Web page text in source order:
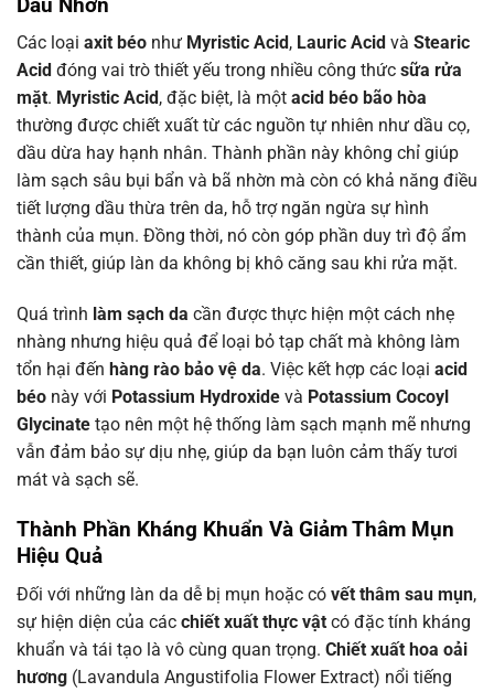
Các loại axit béo như Myristic Acid , Lauric Acid và Stearic
Acid đóng vai trò thiết yếu trong nhiều công thức sữa rửa
mặt. Myristic Acid , đặc biệt, là một acid béo bão hòa
thường được chiết xuất từ các nguồn tự nhiên như dầu cọ,
dầu dừa hay hạnh nhân. Thành phần này không chỉ giúp
làm sạch sâu bụi bẩn và bã nhờn mà còn có khả năng điều
tiết lượng dầu thừa trên da, hỗ trợ ngăn ngừa sự hình
thành của mụn. Đồng thời, nó còn góp phần duy trì độ ẩm
cần thiết, giúp làn da không bị khô căng sau khi rửa mặt.
Quá trình làm sạch da cần được thực hiện một cách nhẹ
nhàng nhưng hiệu quả để loại bỏ tạp chất mà không làm
tổn hại đến hàng rào bảo vệ da. Việc kết hợp các loại acid
béo này với Potassium Hydroxide và Potassium Cocoyl
Glycinate tạo nên một hệ thống làm sạch mạnh mẽ nhưng
vẫn đảm bảo sự dịu nhẹ, giúp da bạn luôn cảm thấy tươi
mát và sạch sẽ.
Thành Phần Kháng Khuẩn Và Giảm Thâm Mụn
Hiệu Quả
Đối với những làn da dễ bị mụn hoặc có vết thâm sau mụn,
sự hiện diện của các chiết xuất thực vật có đặc tính kháng
khuẩn và tái tạo là vô cùng quan trọng. Chiết xuất hoa oải
hương (Lavandula Angustifolia Flower Extract) nổi tiếng